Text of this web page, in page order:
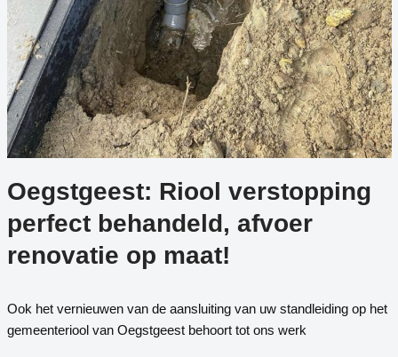
Oegstgeest: Riool verstopping
perfect behandeld, afvoer
renovatie op maat!
Ook het vernieuwen van de aansluiting van uw standleiding op het
gemeenteriool van Oegstgeest behoort tot ons werk